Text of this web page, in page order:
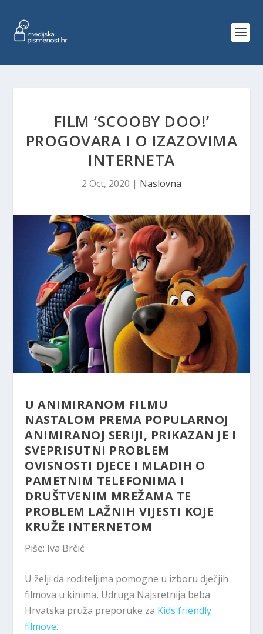
FILM ‘SCOOBY DOO!’
PROGOVARA I O IZAZOVIMA
INTERNETA
2 Oct, 2020 | Naslovna
U ANIMIRANOM FILMU
NASTALOM PREMA POPULARNOJ
ANIMIRANOJ SERIJI, PRIKAZAN JE I
SVEPRISUTNI PROBLEM
OVISNOSTI DJECE I MLADIH O
PAMETNIM TELEFONIMA I
DRUŠTVENIM MREŽAMA TE
PROBLEM LAŽNIH VIJESTI KOJE
KRUŽE INTERNETOM
Piše: Iva Brčić
U želji da roditeljima pomogne u izboru dječjih
filmova u kinima, Udruga Najsretnija beba
Hrvatska pruža preporuke za Kids friendly
filmove.